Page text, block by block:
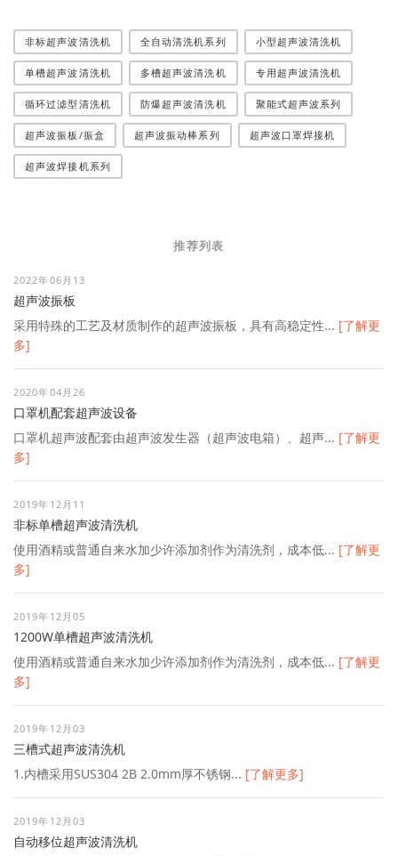
非标超声波清洗机 全自动清洗机系列 小型超声波清洗机
单槽超声波清洗机 多槽超声波清洗机 专用超声波清洗机
循环过滤型清洗机 防爆超声波清洗机 聚能式超声波系列
超声波振板/振盒 超声波振动棒系列 超声波口罩焊接机
超声波焊接机系列
推荐列表
2022年06月13
超声波振板
采用特殊的工艺及材质制作的超声波振板，具有高稳定性... [了解更
多]
2020年04月26
口罩机配套超声波设备
口罩机超声波配套由超声波发生器（超声波电箱）、超声... [了解更
多]
2019年12月11
非标单槽超声波清洗机
使用酒精或普通自来水加少许添加剂作为清洗剂，成本低... [了解更
多]
2019年12月05
1200W单槽超声波清洗机
使用酒精或普通自来水加少许添加剂作为清洗剂，成本低... [了解更
多]
2019年12月03
三槽式超声波清洗机
1.内槽采用SUS304 2B 2.0mm厚不锈钢... [了解更多]
2019年12月03
自动移位超声波清洗机